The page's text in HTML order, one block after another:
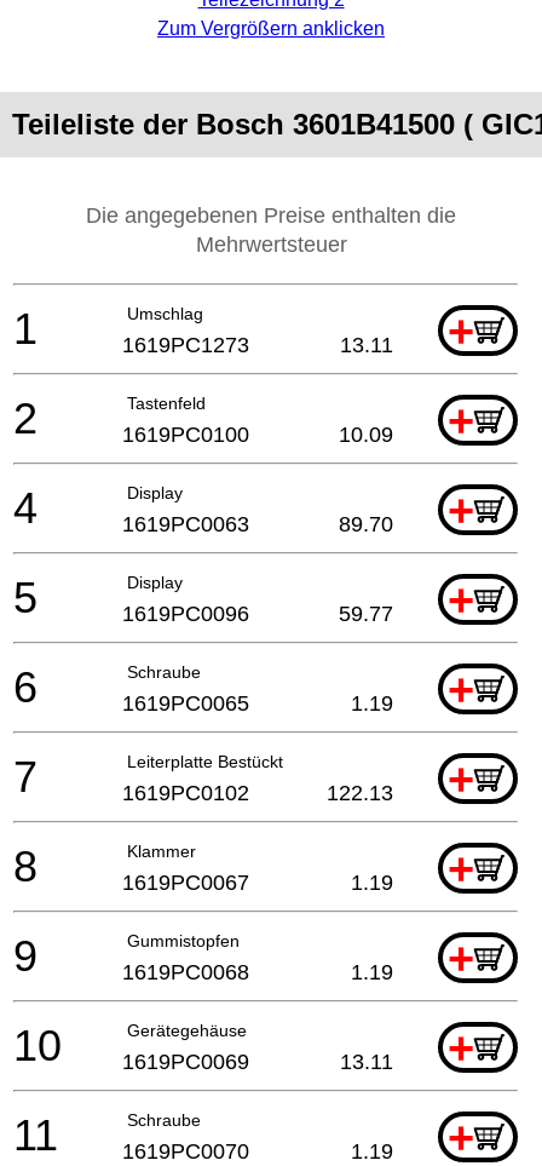
Zum Vergrößern anklicken
Teileliste der Bosch 3601B41500 (
Die angegebenen Preise enthalten die
Mehrwertsteuer
Umschlag +
1 1619PC1273 13.11
Tastenfeld +
2 1619PC0100 10.09
Display +
4 1619PC0063 89.70
Display +
5 1619PC0096 59.77
Schraube +
6 1619PC0065 1.19
Leiterplatte Bestückt +
7 1619PC0102 122.13
Klammer +
8 1619PC0067 1.19
Gummistopfen +
9 1619PC0068 1.19
Gerätegehäuse +
10 1619PC0069 13.11
Schraube +
11 1619PC0070 1.19